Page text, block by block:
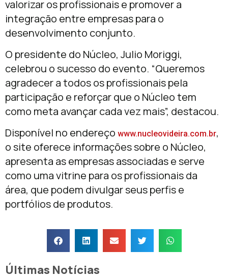
valorizar os profissionais e promover a
integração entre empresas para o
desenvolvimento conjunto.
O presidente do Núcleo, Julio Moriggi,
celebrou o sucesso do evento. “Queremos
agradecer a todos os profissionais pela
participação e reforçar que o Núcleo tem
como meta avançar cada vez mais”, destacou.
Disponível no endereço www.nucleovideira.com.br,
o site oferece informações sobre o Núcleo,
apresenta as empresas associadas e serve
como uma vitrine para os profissionais da
área, que podem divulgar seus perfis e
portfólios de produtos.
Últimas Notícias